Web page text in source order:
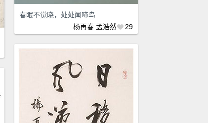
春眠不觉晓，处处闻啼鸟
杨再春 孟浩然 29